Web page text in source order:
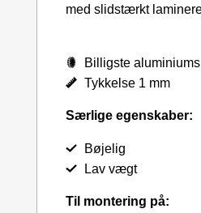
med slidstærkt
Billigste
Tykkelse 1 mm
Særlige egenskaber:
Bøjelig
Lav vægt
Til montering på: